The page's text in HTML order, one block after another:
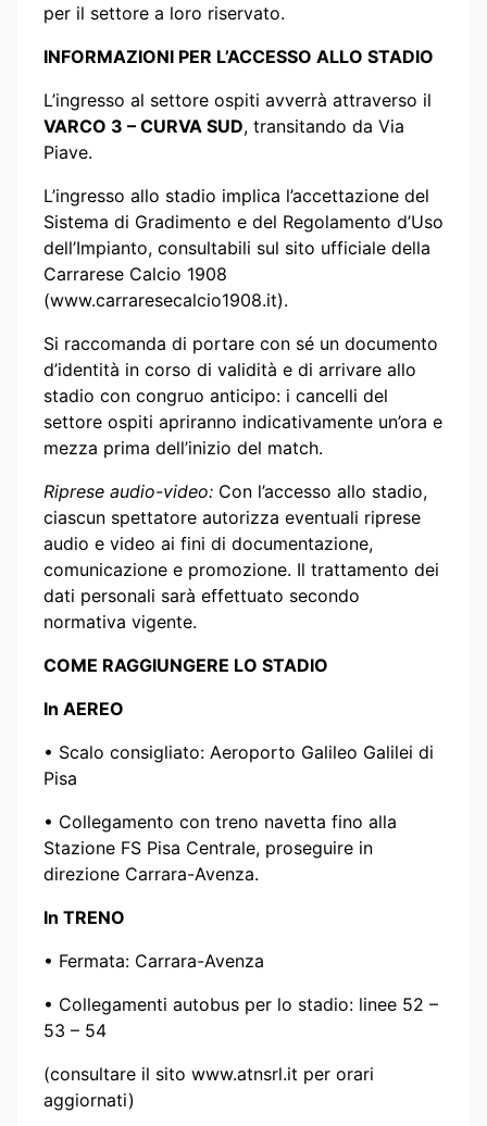
per il settore a loro riservato.
INFORMAZIONI PER L’ACCESSO ALLO STADIO
L’ingresso al settore ospiti avverrà attraverso il
VARCO 3 – CURVA SUD, transitando da Via
Piave.
L’ingresso allo stadio implica l’accettazione del
Sistema di Gradimento e del Regolamento d’Uso
dell’Impianto, consultabili sul sito ufficiale della
Carrarese Calcio 1908
(www.carraresecalcio1908.it).
Si raccomanda di portare con sé un documento
d’identità in corso di validità e di arrivare allo
stadio con congruo anticipo: i cancelli del
settore ospiti apriranno indicativamente un’ora e
mezza prima dell’inizio del match.
Riprese audio-video: Con l’accesso allo stadio,
ciascun spettatore autorizza eventuali riprese
audio e video ai fini di documentazione,
comunicazione e promozione. Il trattamento dei
dati personali sarà effettuato secondo
normativa vigente.
COME RAGGIUNGERE LO STADIO
In AEREO
•⁠ Scalo consigliato: Aeroporto Galileo Galilei di
Pisa
•⁠ Collegamento con treno navetta fino alla
Stazione FS Pisa Centrale, proseguire in
direzione Carrara-Avenza.
In TRENO
•⁠ Fermata: Carrara-Avenza
•⁠ Collegamenti autobus per lo stadio: linee 52 –
53 – 54
(consultare il sito www.atnsrl.it per orari
aggiornati)